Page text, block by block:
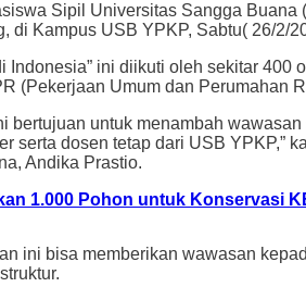
Sipil Universitas Sangga
di Kampus USB YPKP, Sabtu( 26/2/
ini diikuti oleh sekitar
(Pekerjaan Umum dan Perumahan
bertujuan untuk menambah
serta dosen tetap dari USB
Andika Prastio.
1.000 Pohon untuk Konservasi
ini bisa memberikan wawasan